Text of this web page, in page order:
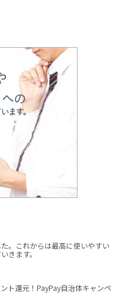
。これからは最高に使いやすい
きます。
ト還元！PayPay自治体キャンペ